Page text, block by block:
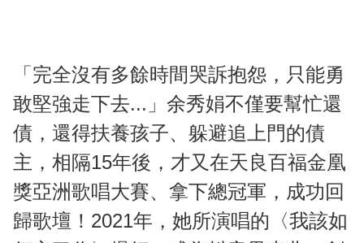
「完全沒有多餘時間哭訴抱怨，只能勇
敢堅強走下去...」余秀娟不僅要幫忙還
債，還得扶養孩子、躲避追上門的債
主，相隔15年後，才又在天良百福金凰
獎亞洲歌唱大賽、拿下總冠軍，成功回
歸歌壇！2021年，她所演唱的〈我該如